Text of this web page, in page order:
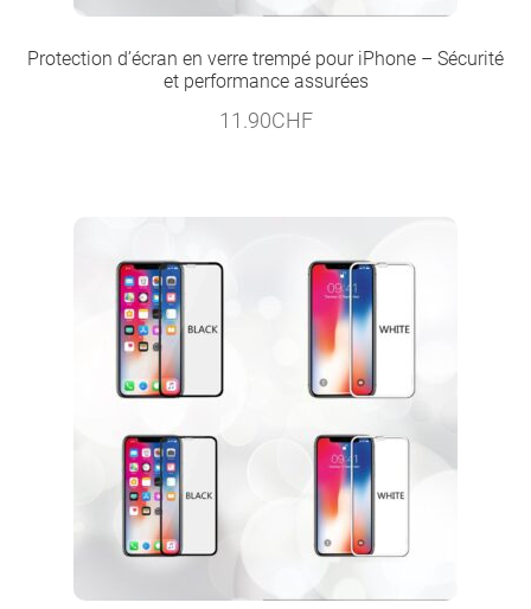
Protection d’écran en verre trempé pour iPhone – Sécurité
et performance assurées
11.90CHF